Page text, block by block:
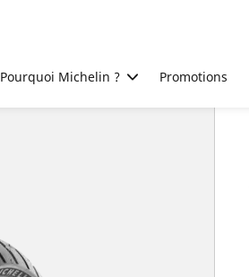
Pourquoi Michelin ? Promotions